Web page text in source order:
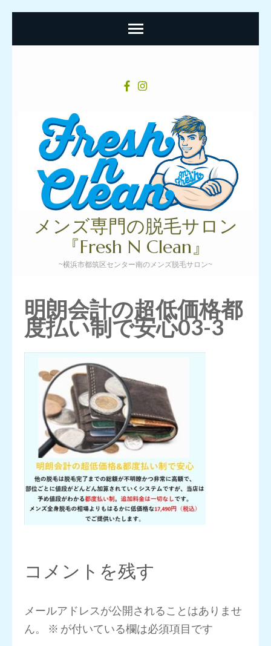
(Enterメンズ専門の脱毛サロン
『Fresh N Clean』
~横浜市都筑区センター南のメンズ脱毛サロン~
明朗会計の超低価格都
度払い制で安心03-3
コメントを残す
メールアドレスが公開されることはありませ
ん。
※ が付いている欄は必須項目です